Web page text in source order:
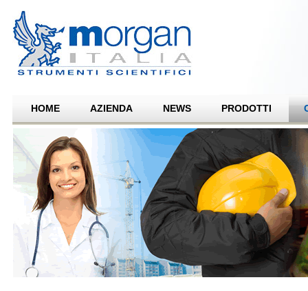
HOME AZIENDA NEWS PRODOTTI